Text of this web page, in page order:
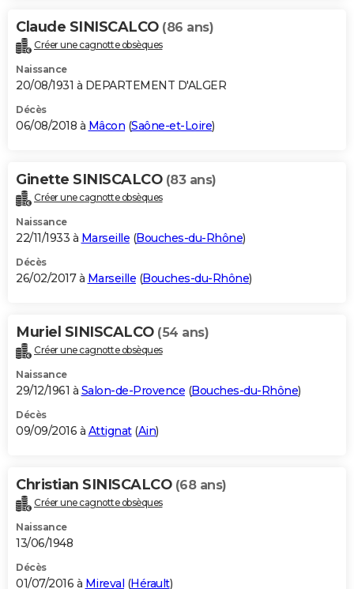
Claude SINISCALCO (86 ans)
Créer une cagnotte obsèques
Naissance
20/08/1931 à DEPARTEMENT D'ALGER
Décès
06/08/2018 à Mâcon (Saône-et-Loire)
Ginette SINISCALCO (83 ans)
Créer une cagnotte obsèques
Naissance
22/11/1933 à Marseille (Bouches-du-Rhône)
Décès
26/02/2017 à Marseille (Bouches-du-Rhône)
Muriel SINISCALCO (54 ans)
Créer une cagnotte obsèques
Naissance
29/12/1961 à Salon-de-Provence (Bouches-du-Rhône)
Décès
09/09/2016 à Attignat(Ain)
Christian SINISCALCO (68 ans)
Créer une cagnotte obsèques
Naissance
13/06/1948
Décès
01/07/2016 à Mireval (Hérault)